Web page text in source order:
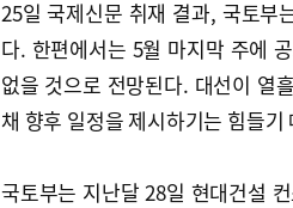
25일 국제신문 취재 결과, 국토부
다. 한편에서는 5월 마지막 주에
없을 것으로 전망된다. 대선이 열
채 향후 일정을 제시하기는 힘들기
국토부는 지난달 28일 현대건설